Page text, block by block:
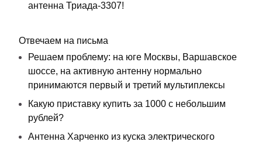
антенна Триада-3307!
Отвечаем на письма
Решаем проблему: на юге Москвы, Варшавское
шоссе, на активную антенну нормально
принимаются первый и третий мультиплексы
Какую приставку купить за 1000 с небольшим
рублей?
Антенна Харченко из куска электрического